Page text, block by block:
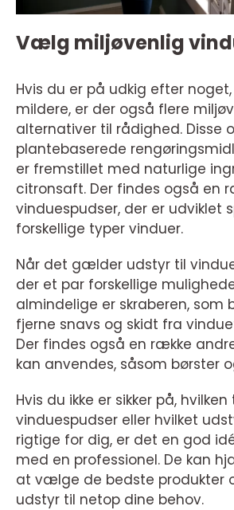
Vælg miljøvenlig
Hvis du er på udkig efter
mildere, er der også flere
alternativer til rådighed. Disse
plantebaserede
er fremstillet med naturlige
citronsaft. Der findes også en
vinduespudser, der er udviklet
forskellige typer vinduer.
Når det gælder udstyr til
der et par forskellige
almindelige er skraberen, som
fjerne snavs og skidt fra
Der findes også en række
kan anvendes, såsom børster
Hvis du ikke er sikker på, hvilken
vinduespudser eller hvilket
rigtige for dig, er det en god
med en professionel. De kan
at vælge de bedste produkter
udstyr til netop dine behov.